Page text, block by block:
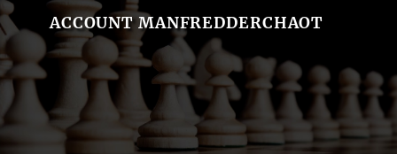
ACCOUNT MANFREDDERCHAOT